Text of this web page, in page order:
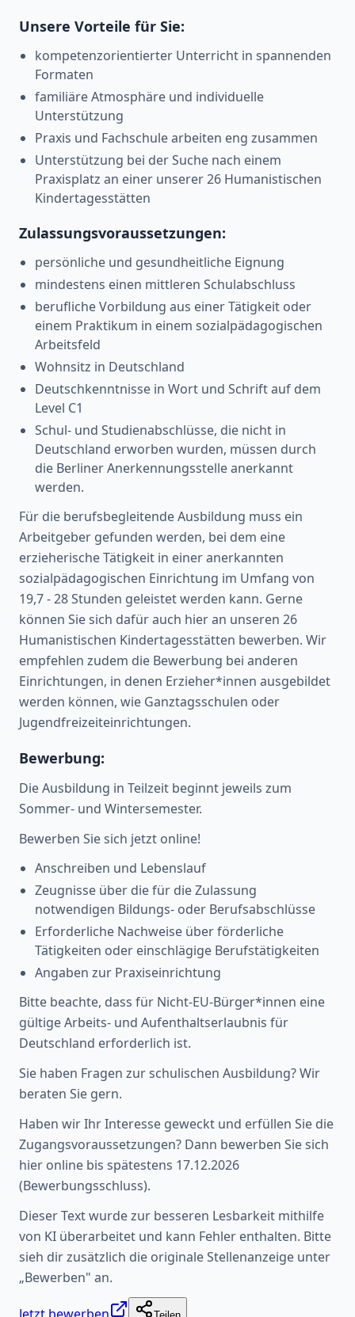
Unsere Vorteile für Sie:
kompetenzorientierter Unterricht in spannenden
Formaten
familiäre Atmosphäre und individuelle
Unterstützung
Praxis und Fachschule arbeiten eng zusammen
Unterstützung bei der Suche nach einem
Praxisplatz an einer unserer 26 Humanistischen
Kindertagesstätten
Zulassungsvoraussetzungen:
persönliche und gesundheitliche Eignung
mindestens einen mittleren Schulabschluss
berufliche Vorbildung aus einer Tätigkeit oder
einem Praktikum in einem sozialpädagogischen
Arbeitsfeld
Wohnsitz in Deutschland
Deutschkenntnisse in Wort und Schrift auf dem
Level C1
Schul- und Studienabschlüsse, die nicht in
Deutschland erworben wurden, müssen durch
die Berliner Anerkennungsstelle anerkannt
werden.
Für die berufsbegleitende Ausbildung muss ein
Arbeitgeber gefunden werden, bei dem eine
erzieherische Tätigkeit in einer anerkannten
sozialpädagogischen Einrichtung im Umfang von
19,7 - 28 Stunden geleistet werden kann. Gerne
können Sie sich dafür auch hier an unseren 26
Humanistischen Kindertagesstätten bewerben. Wir
empfehlen zudem die Bewerbung bei anderen
Einrichtungen, in denen Erzieher*innen ausgebildet
werden können, wie Ganztagsschulen oder
Jugendfreizeiteinrichtungen.
Bewerbung:
Die Ausbildung in Teilzeit beginnt jeweils zum
Sommer- und Wintersemester.
Bewerben Sie sich jetzt online!
Anschreiben und Lebenslauf
Zeugnisse über die für die Zulassung
notwendigen Bildungs- oder Berufsabschlüsse
Erforderliche Nachweise über förderliche
Tätigkeiten oder einschlägige Berufstätigkeiten
Angaben zur Praxiseinrichtung
Bitte beachte, dass für Nicht-EU-Bürger*innen eine
gültige Arbeits- und Aufenthaltserlaubnis für
Deutschland erforderlich ist.
Sie haben Fragen zur schulischen Ausbildung? Wir
beraten Sie gern.
Haben wir Ihr Interesse geweckt und erfüllen Sie die
Zugangsvoraussetzungen? Dann bewerben Sie sich
hier online bis spätestens 17.12.2026
(Bewerbungsschluss).
Dieser Text wurde zur besseren Lesbarkeit mithilfe
von KI überarbeitet und kann Fehler enthalten. Bitte
sieh dir zusätzlich die originale Stellenanzeige unter
„Bewerben" an.